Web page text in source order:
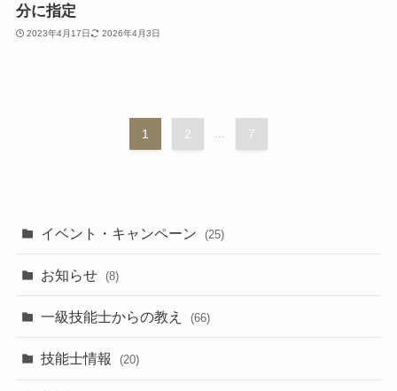
分に指定
2023年4月17日 2026年4月3日
1 2 ... 7
イベント・キャンペーン (25)
お知らせ (8)
一級技能士からの教え (66)
技能士情報 (20)